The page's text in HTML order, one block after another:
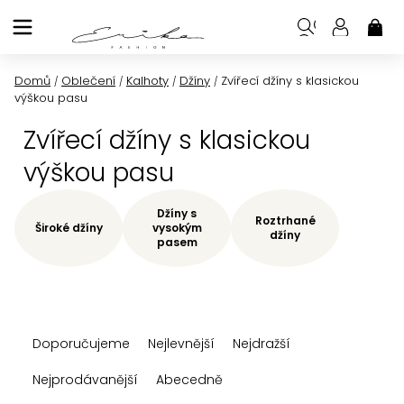
na
Domů / Oblečení / Kalhoty / Džíny / Zvířecí džíny s klasickou
výškou pasu
Zvířecí džíny s klasickou
výškou pasu
Široké džíny
Džíny s
vysokým
pasem
Roztrhané
džíny
aDoporučujeme Nejlevnější
Nejdražší
Nejprodávanější
Abecedně